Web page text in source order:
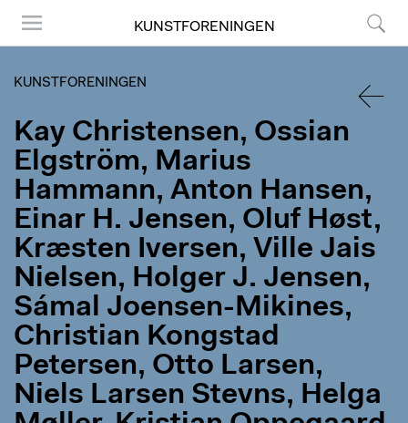
KUNSTFORENINGEN
KUNSTFORENINGEN
Kay Christensen, Ossian
Elgström, Marius
Hammann, Anton Hansen,
Einar H. Jensen, Oluf Høst,
Kræsten Iversen, Ville Jais
Nielsen, Holger J. Jensen,
Sámal Joensen-Mikines,
Christian Kongstad
Petersen, Otto Larsen,
Niels Larsen Stevns, Helga